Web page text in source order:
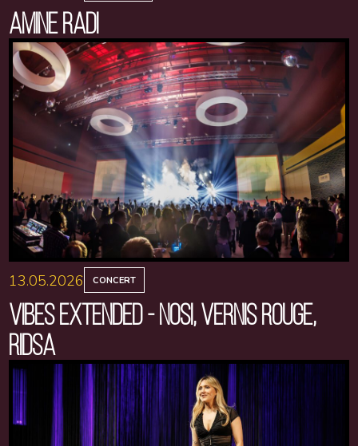
AMINE RADI
13.05.2026 CONCERT
VIBES EXTENDED - NOSI, VERNIS ROUGE,
RIDSA